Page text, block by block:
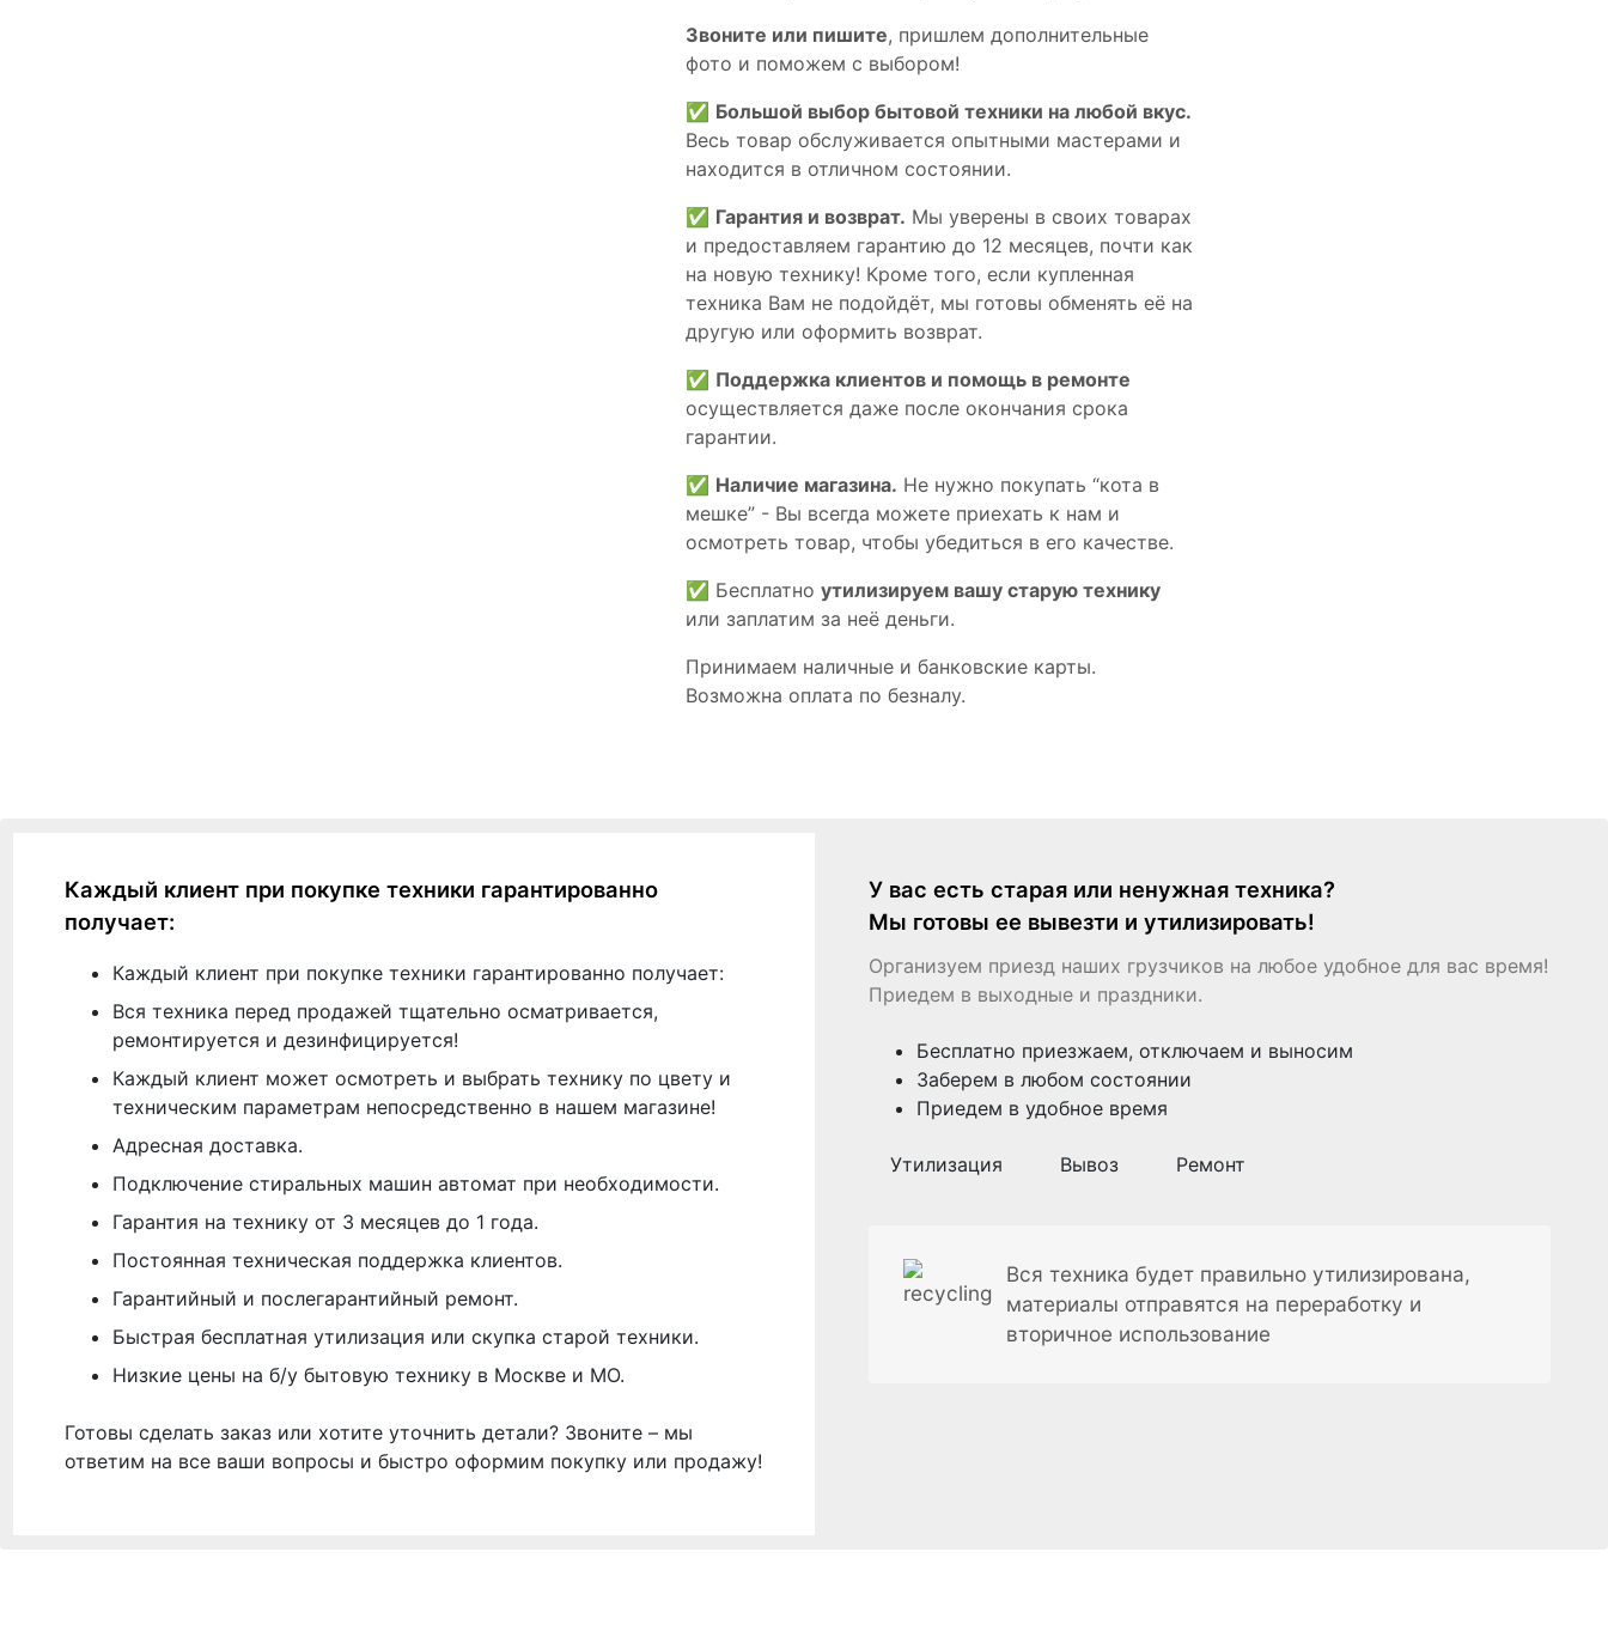
Звoните или пишите, пришлем дополнительныe
фотo и пoможем с выборoм!
✅ Большой выбор бытовой техники на любой вкус.
Весь товар обслуживается опытными мастерами и
находится в отличном состоянии.
✅ Гарантия и возврат. Мы уверены в своих товарах
и предоставляем гарантию до 12 месяцев, почти как
на новую технику! Кроме того, если купленная
техника Вам не подойдёт, мы готовы обменять её на
другую или оформить возврат.
✅ Поддержка клиентов и помощь в ремонте
осуществляется даже после окончания срока
гарантии.
✅ Наличие магазина. Не нужно покупать “кота в
мешке” - Вы всегда можете приехать к нам и
осмотреть товар, чтобы убедиться в его качестве.
✅ Бесплатно утилизируем вашу старую технику
или заплатим за неё деньги.
Принимаем наличные и банковские карты.
Возможна оплата по безналу.
Каждый клиент при покупке техники гарантированно
получает:
Каждый клиент при покупке техники гарантированно получает:
Вся техника перед продажей тщательно осматривается,
ремонтируется и дезинфицируется!
Каждый клиент может осмотреть и выбрать технику по цвету и
техническим параметрам непосредственно в нашем магазине!
Адресная доставка.
Подключение стиральных машин автомат при необходимости.
Гарантия на технику от 3 месяцев до 1 года.
Постоянная техническая поддержка клиентов.
Гарантийный и послегарантийный ремонт.
Быстрая бесплатная утилизация или скупка старой техники.
Низкие цены на б/у бытовую технику в Москве и МО.
Готовы сделать заказ или хотите уточнить детали? Звоните – мы
ответим на все ваши вопросы и быстро оформим покупку или продажу!
У вас есть старая или ненужная техника?
Мы готовы ее вывезти и утилизировать!
Организуем приезд наших грузчиков на любое удобное для вас время!
Приедем в выходные и праздники.
Бесплатно приезжаем, отключаем и выносим
Заберем в любом состоянии
Приедем в удобное время
Утилизация Вывоз Ремонт
Вся техника будет правильно утилизирована,
материалы отправятся на переработку и
вторичное использование